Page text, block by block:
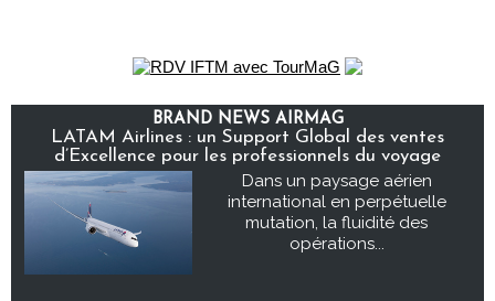
BRAND NEWS AIRMAG
LATAM Airlines : un Support Global des ventes
d’Excellence pour les professionnels du voyage
Dans un paysage aérien
international en perpétuelle
mutation, la fluidité des
opérations...